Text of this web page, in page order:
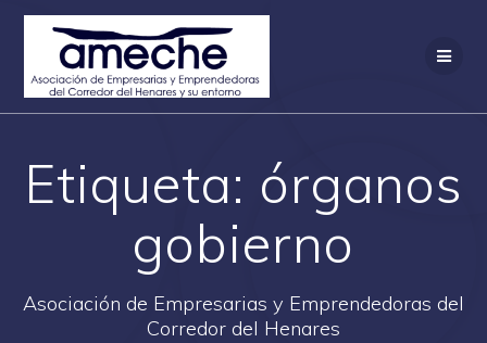
Saltar
Etiqueta: órganos
gobierno
Asociación de Empresarias y Emprendedoras del
Corredor del Henares